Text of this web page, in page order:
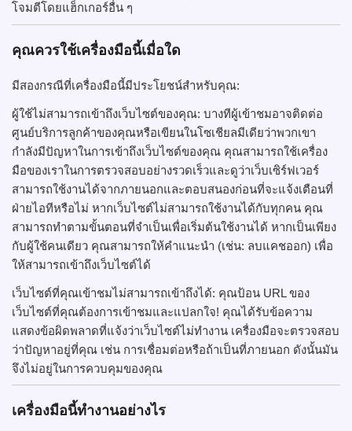
โจมตีโดยแฮ็กเกอร์อื่น ๆ
คุณควรใช้เครื่องมือนี้เมื่อใด
มีสองกรณีที่เครื่องมือนี้มีประโยชน์สำหรับคุณ:
ผู้ใช้ไม่สามารถเข้าถึงเว็บไซต์ของคุณ: บางทีผู้เข้าชมอาจติดต่อ
ศูนย์บริการลูกค้าของคุณหรือเขียนในโซเชียลมีเดียว่าพวกเขา
กำลังมีปัญหาในการเข้าถึงเว็บไซต์ของคุณ คุณสามารถใช้เครื่อง
มือของเราในการตรวจสอบอย่างรวดเร็วและดูว่าเว็บเซิร์ฟเวอร์
สามารถใช้งานได้จากภายนอกและตอบสนองก่อนที่จะแจ้งเตือนที่
ฝ่ายไอทีหรือไม่ หากเว็บไซต์ไม่สามารถใช้งานได้กับทุกคน คุณ
สามารถทำตามขั้นตอนที่จำเป็นเพื่อเริ่มต้นใช้งานได้ หากเป็นเพียง
กับผู้ใช้คนเดียว คุณสามารถให้คำแนะนำ (เช่น: ลบแคชออก) เพื่อ
ให้สามารถเข้าถึงเว็บไซต์ได้
เว็บไซต์ที่คุณเข้าชมไม่สามารถเข้าถึงได้: คุณป้อน URL ของ
เว็บไซต์ที่คุณต้องการเข้าชมและแปลกใจ! คุณได้รับข้อความ
แสดงข้อผิดพลาดที่แจ้งว่าเว็บไซต์ไม่ทำงาน เครื่องมือจะตรวจสอบ
ว่าปัญหาอยู่ที่คุณ เช่น การเชื่อมต่อหรือถ้าเป็นที่ภายนอก ดังนั้นมัน
จึงไม่อยู่ในการควบคุมของคุณ
เครื่องมือนี้ทำงานอย่างไร